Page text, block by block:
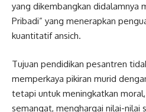
yang dikembangkan didalamnya
Pribadi” yang menerapkan
kuantitatif ansich.
Tujuan pendidikan pesantren
memperkaya pikiran murid
tetapi untuk meningkatkan
semangat, menghargai nilai-nilai